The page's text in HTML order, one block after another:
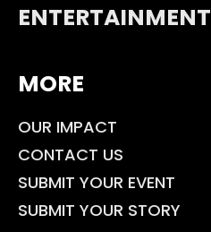
ENTERTAINMENT
MORE
OUR IMPACT
CONTACT US
SUBMIT YOUR EVENT
SUBMIT YOUR STORY